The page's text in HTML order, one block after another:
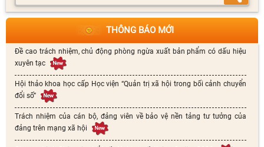
THÔNG BÁO MỚI
Đề cao trách nhiệm, chủ động phòng ngừa xuất bản phẩm có dấu hiệu
xuyên tạc
Hội thảo khoa học cấp Học viện “Quản trị xã hội trong bối cảnh chuyển
đổi số”
Trách nhiệm của cán bộ, đảng viên về bảo vệ nền tảng tư tưởng của
đảng trên mạng xã hội